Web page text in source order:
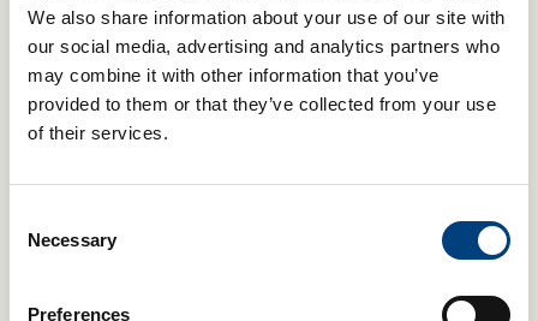
We also share information about your use of our site with
our social media, advertising and analytics partners who
may combine it with other information that you’ve
provided to them or that they’ve collected from your use
of their services.
Selection
Necessary
Preferences
Henkilökohtainen
Meiltä saat halutessasi